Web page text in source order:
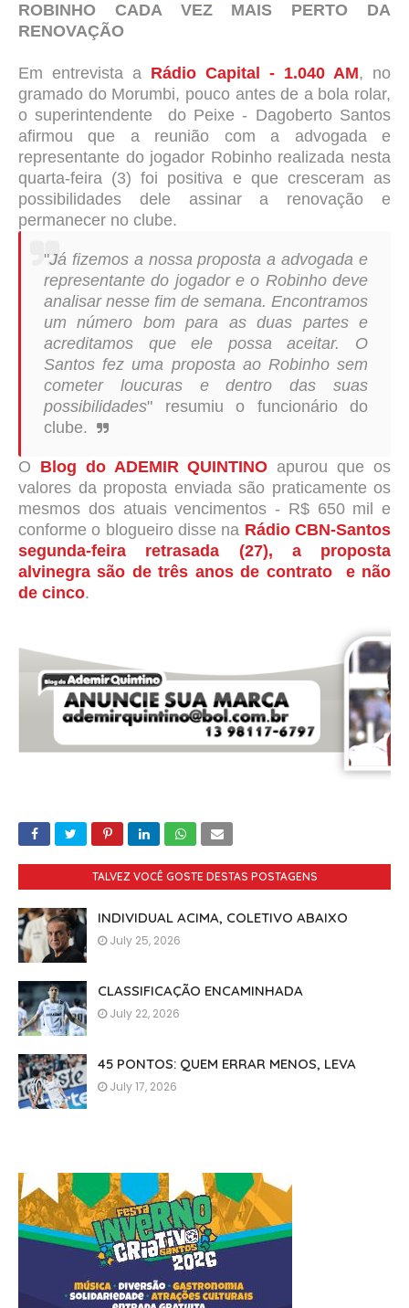
ROBINHO CADA VEZ MAIS PERTO DA
RENOVAÇÃO
Em entrevista a Rádio Capital - 1.040 AM, no
gramado do Morumbi, pouco antes de a bola rolar,
o superintendente do Peixe - Dagoberto Santos
afirmou que a reunião com a advogada e
representante do jogador Robinho realizada nesta
quarta-feira (3) foi positiva e que cresceram as
possibilidades dele assinar a renovação e
permanecer no clube.
"Já fizemos a nossa proposta a advogada e
representante do jogador e o Robinho deve
analisar nesse fim de semana. Encontramos
um número bom para as duas partes e
acreditamos que ele possa aceitar. O
Santos fez uma proposta ao Robinho sem
cometer loucuras e dentro das suas
possibilidades" resumiu o funcionário do
clube.
O Blog do ADEMIR QUINTINO apurou que os
valores da proposta enviada são praticamente os
mesmos dos atuais vencimentos - R$ 650 mil e
conforme o blogueiro disse na Rádio CBN-Santos
segunda-feira retrasada (27), a proposta
alvinegra são de três anos de contrato e não
de cinco.
TALVEZ VOCÊ GOSTE DESTAS POSTAGENS
INDIVIDUAL ACIMA, COLETIVO ABAIXO
July 25, 2026
CLASSIFICAÇÃO ENCAMINHADA
July 22, 2026
45 PONTOS: QUEM ERRAR MENOS, LEVA
July 17, 2026